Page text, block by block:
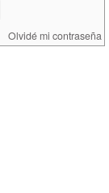
Olvidé mi contraseña